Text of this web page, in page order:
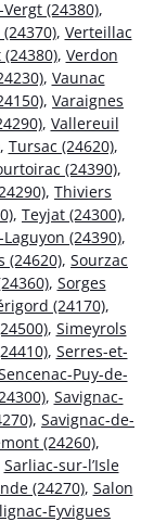
(24380),
, Verteillac
(24380), Verdon
, Vaunac
, Varaignes
, Vallereuil
, Tursac (24620),
(24390),
, Thiviers
, Teyjat (24300),
(24390),
(24620), Sourzac
, Sorges
(24170),
, Simeyrols
, Serres-et-
Puy-de-
, Savignac-
, Savignac-de-
(24260),
Sarliac-sur-l’Isle
(24270), Salon
Eyvigues